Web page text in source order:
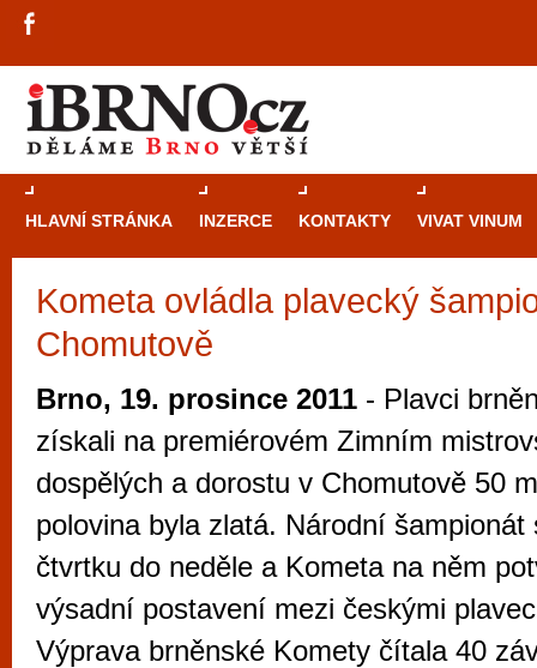
HLAVNÍ STRÁNKA INZERCE KONTAKTY VIVAT VINUM
Kometa ovládla plavecký
Chomutově
Brno, 19. prosince 2011 - Plavci
získali na premiérovém Zimním
dospělých a dorostu v Chomutově 50
polovina byla zlatá. Národní šampionát
čtvrtku do neděle a Kometa na něm
výsadní postavení mezi českými
Výprava brněnské Komety čítala 40
Průvodce
Brno je
zajímavé
restaurace,
Mimo jiné je ale také místem, kde si
vyzkoušet různé kasinové hry. V
metropoli naleznete širokou nabídku her
po moderní automaty jak pro pravidelné
příležitostné hráče. V...